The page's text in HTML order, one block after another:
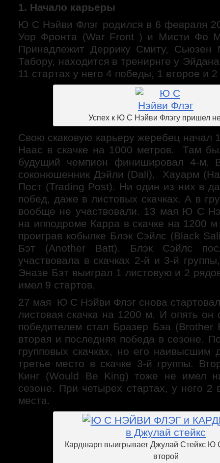
1. Начало карьеры
Ю С Нэйви Флэг родился в 6 февраля
Уор Фронта (War Front ) и Мисти Фо
Принадлежит Деррику Смиту,
Табору, находится в тренирнге у
11 стартах у него 4 победы, 1 второе и
Успех к Ю С Нэйви Флэгу пришел
Свою скаковую карьеру жеребец начал
Наас в скачке на 1000 метров. Там
будущий чемпион финишировал 4-м.
соконюшенник Дэйли (Dali), Хауарм
Пост (Trading Post). Ни один из них в
побед, даже в листовых скачках. А в
вообще не участвовали. 13 мая Ю С
на ипподроме Карра в скачке на 1200
проиграв кобылке Блэк Сэйлс (Black
Бэт (Another Batt). Блэк Сэйлс
участвовала в скачках 2-й и 3-й
Эназе Бэт выиграл 1 листовую и 2
имел 9 стартов.
27 мая Ю С Нэйви Флэг снова
листовая скачка на 1200 м. И опять он
победителем стал Бразер Бэа (Brother
вторая и последняя победа в сезоне.
групповых скачках, но его наивысшим
третье место в скачке 3-й группы.
Кинг (Would Be King) тоже не имел
сезоне. При четырех стартах, у него 2
места.
Кардшарп выигрывает Джулай Стейкс Ю
второй